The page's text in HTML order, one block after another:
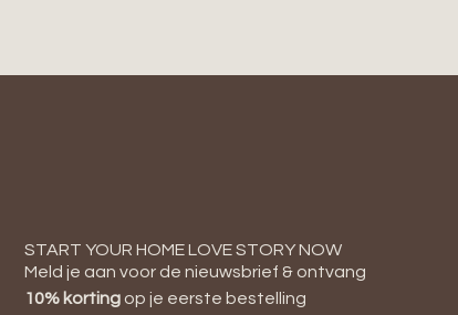
START YOUR HOME LOVE STORY NOW
Meld je aan voor de nieuwsbrief & ontvang
10% korting op je eerste bestelling